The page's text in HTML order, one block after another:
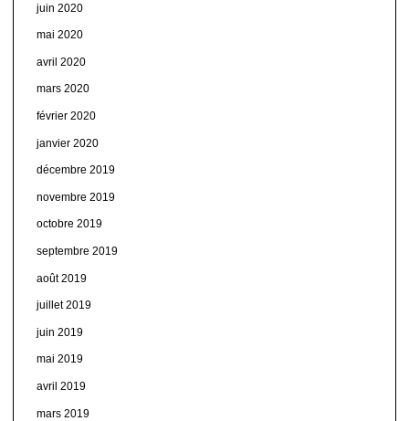
juin 2020
mai 2020
avril 2020
mars 2020
février 2020
janvier 2020
décembre 2019
novembre 2019
octobre 2019
septembre 2019
août 2019
juillet 2019
juin 2019
mai 2019
avril 2019
mars 2019